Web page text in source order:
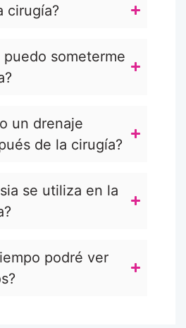
cirugía?
puedo someterme
un drenaje
de la cirugía?
se utiliza en la
podré ver